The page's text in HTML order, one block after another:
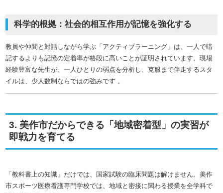
科学的根拠：社会的相互作用が記憶を強化する
教員や仲間と対話しながら学ぶ「アクティブラーニング」は、一人で暗
記するよりも記憶の定着率が格段に高いことが証明されています。現場
経験豊富な先生が、一人ひとりの弱点を分析し、克服まで伴走するスタ
イルは、少人数制ならではの強みです 。
3. 美作市だからできる「地域密着型」の実習が
即戦力を育てる
「教科書上の知識」だけでは、国家試験の臨床問題は解けません。美作
市スポーツ医療看護専門学校では、地域と密接に関わる授業を全学科で